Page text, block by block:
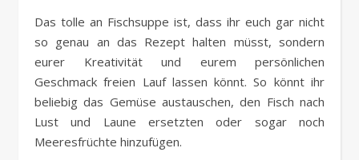
Das tolle an Fischsuppe ist, dass ihr euch gar nicht
so genau an das Rezept halten müsst, sondern
eurer Kreativität und eurem persönlichen
Geschmack freien Lauf lassen könnt. So könnt ihr
beliebig das Gemüse austauschen, den Fisch nach
Lust und Laune ersetzten oder sogar noch
Meeresfrüchte hinzufügen.